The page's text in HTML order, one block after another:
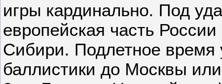
игры кардинально. Под
европейская часть
Сибири. Подлетное время
баллистики до Москвы